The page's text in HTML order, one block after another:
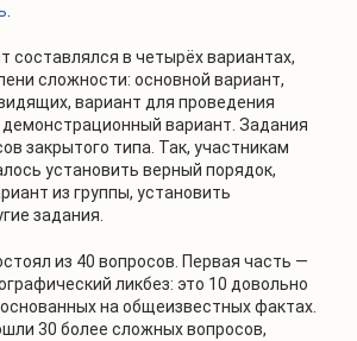
.
составлялся в четырёх вариантах,
сложности: основной вариант,
вариант для проведения
вариант. Задания
закрытого типа. Так, участникам
установить верный порядок,
из группы, установить
задания.
из 40 вопросов. Первая часть —
ликбез: это 10 довольно
на общеизвестных фактах.
30 более сложных вопросов,